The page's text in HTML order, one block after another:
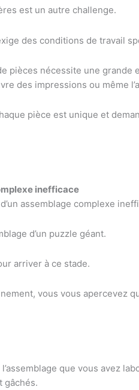
est un autre challenge.
des conditions de travail
pièces nécessite une grande
des impressions ou même
pièce est unique et
inefficace
assemblage complexe
d’un puzzle géant.
arriver à ce stade.
vous vous apercevez
que vous avez
gâchés.